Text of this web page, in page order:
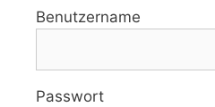
Benutzername
Passwort